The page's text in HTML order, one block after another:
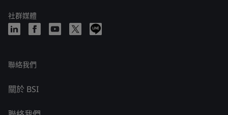
社群媒體
聯絡我們
關於 BSI